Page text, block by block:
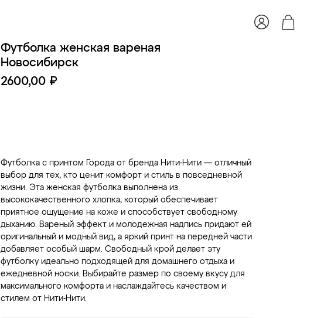
Футболка женская вареная
Новосибирск
2600,00 ₽
Футболка с принтом Города от бренда Нити-Нити — отличный
выбор для тех, кто ценит комфорт и стиль в повседневной
жизни. Эта женская футболка выполнена из
высококачественного хлопка, который обеспечивает
приятное ощущение на коже и способствует свободному
дыханию. Вареный эффект и молодежная надпись придают ей
оригинальный и модный вид, а яркий принт на передней части
добавляет особый шарм. Свободный крой делает эту
футболку идеально подходящей для домашнего отдыха и
ежедневной носки. Выбирайте размер по своему вкусу для
максимального комфорта и наслаждайтесь качеством и
стилем от Нити-Нити.